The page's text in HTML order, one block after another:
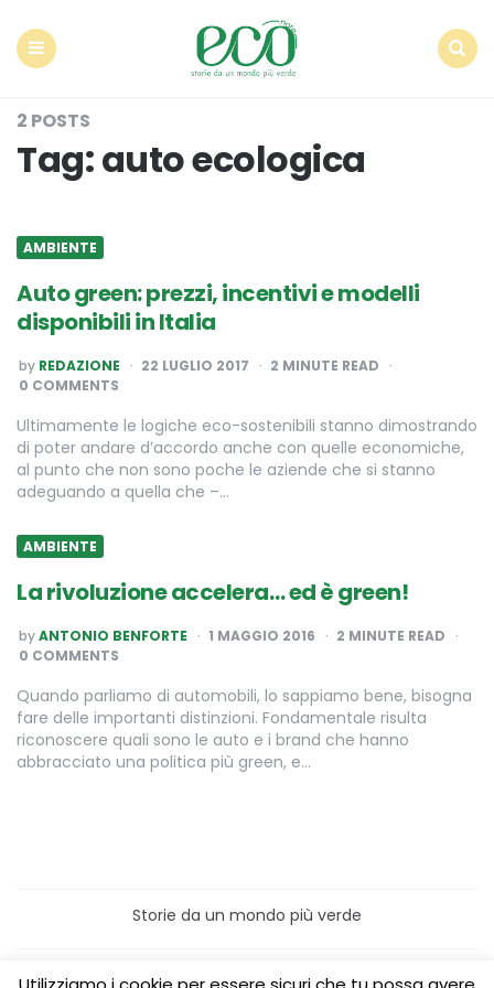
2 POSTS
Tag:auto ecologica
AMBIENTE
Auto green: prezzi, incentivi e modelli
disponibili in Italia
POSTED
BY
by REDAZIONE 22 LUGLIO 2017 2 MINUTE READ
0 COMMENTS
Ultimamente le logiche eco-sostenibili stanno dimostrando
di poter andare d’accordo anche con quelle economiche,
al punto che non sono poche le aziende che si stanno
adeguando a quella che –…
AMBIENTE
La rivoluzione accelera… ed è green!
POSTED
BY
byANTONIO BENFORTE 1 MAGGIO 2016 2 MINUTE READ
0 COMMENTS
Quando parliamo di automobili, lo sappiamo bene, bisogna
fare delle importanti distinzioni. Fondamentale risulta
riconoscere quali sono le auto e i brand che hanno
abbracciato una politica più green, e…
Storie da un mondo più verde
Home
Turismo sostenibile